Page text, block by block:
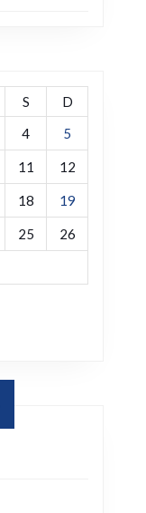
S
D
4 5
11 12
18 19
25 26